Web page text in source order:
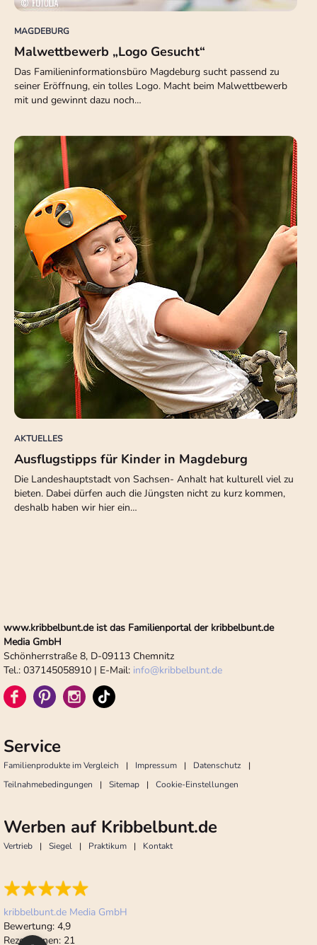
MAGDEBURG
Malwettbewerb „Logo Gesucht“
Das Familieninformationsbüro Magdeburg sucht passend zu
seiner Eröffnung, ein tolles Logo. Macht beim Malwettbewerb
mit und gewinnt dazu noch…
AKTUELLES
Ausflugstipps für Kinder in Magdeburg
Die Landeshauptstadt von Sachsen- Anhalt hat kulturell viel zu
bieten. Dabei dürfen auch die Jüngsten nicht zu kurz kommen,
deshalb haben wir hier ein…
www.kribbelbunt.de ist das Familienportal der kribbelbunt.de
Media GmbH
Schönherrstraße 8, D-09113 Chemnitz
Tel.: 037145058910 | E-Mail: info@kribbelbunt.de
Service
Familienprodukte im Vergleich Impressum
Datenschutz
Teilnahmebedingungen
Sitemap Cookie-Einstellungen
Werben auf Kribbelbunt.de
Vertrieb Siegel Praktikum Kontakt
kribbelbunt.de Media GmbH
Bewertung: 4,9
Rezensionen: 21